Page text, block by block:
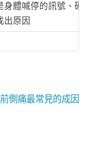
身體喊停的訊號、硬
出原因
側痛最常見的成因